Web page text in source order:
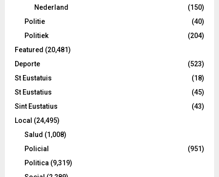
Nederland
(150)
Politie
(40)
Politiek
(204)
Featured (20,481)
Deporte
(523)
St Eustatuis
(18)
St Eustatius
(45)
Sint Eustatius
(43)
Local (24,495)
Salud (1,008)
Policial
(951)
Politica (9,319)